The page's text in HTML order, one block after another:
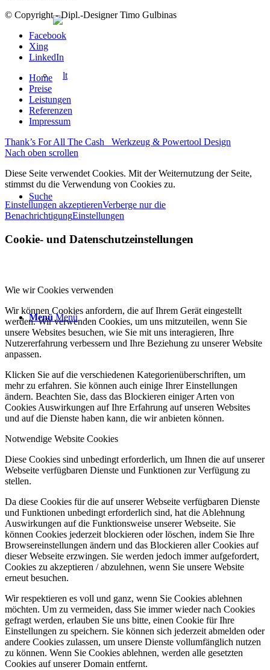
Suche
Menü Menü
© Copyright - Dipl.-Designer Timo Gulbinas
Facebook
Xing
LinkedIn
Home
Preise
Leistungen
Referenzen
Impressum
Thank’s For All The Cash
Werkzeug & Powertool Design
Nach oben scrollen
Diese Seite verwendet Cookies. Mit der Weiternutzung der Seite,
stimmst du die Verwendung von Cookies zu.
Einstellungen akzeptierenVerberge nur die
BenachrichtigungEinstellungen
Cookie- und Datenschutzeinstellungen
Wie wir Cookies verwenden
Wir können Cookies anfordern, die auf Ihrem Gerät eingestellt
werden. Wir verwenden Cookies, um uns mitzuteilen, wenn Sie
unsere Websites besuchen, wie Sie mit uns interagieren, Ihre
Nutzererfahrung verbessern und Ihre Beziehung zu unserer Website
anpassen.
Klicken Sie auf die verschiedenen Kategorienüberschriften, um
mehr zu erfahren. Sie können auch einige Ihrer Einstellungen
ändern. Beachten Sie, dass das Blockieren einiger Arten von
Cookies Auswirkungen auf Ihre Erfahrung auf unseren Websites
und auf die Dienste haben kann, die wir anbieten können.
Notwendige Website Cookies
Diese Cookies sind unbedingt erforderlich, um Ihnen die auf unserer
Webseite verfügbaren Dienste und Funktionen zur Verfügung zu
stellen.
Da diese Cookies für die auf unserer Webseite verfügbaren Dienste
und Funktionen unbedingt erforderlich sind, hat die Ablehnung
Auswirkungen auf die Funktionsweise unserer Webseite. Sie
können Cookies jederzeit blockieren oder löschen, indem Sie Ihre
Browsereinstellungen ändern und das Blockieren aller Cookies auf
dieser Webseite erzwingen. Sie werden jedoch immer aufgefordert,
Cookies zu akzeptieren / abzulehnen, wenn Sie unsere Website
erneut besuchen.
Wir respektieren es voll und ganz, wenn Sie Cookies ablehnen
möchten. Um zu vermeiden, dass Sie immer wieder nach Cookies
gefragt werden, erlauben Sie uns bitte, einen Cookie für Ihre
Einstellungen zu speichern. Sie können sich jederzeit abmelden oder
andere Cookies zulassen, um unsere Dienste vollumfänglich nutzen
zu können. Wenn Sie Cookies ablehnen, werden alle gesetzten
Cookies auf unserer Domain entfernt.